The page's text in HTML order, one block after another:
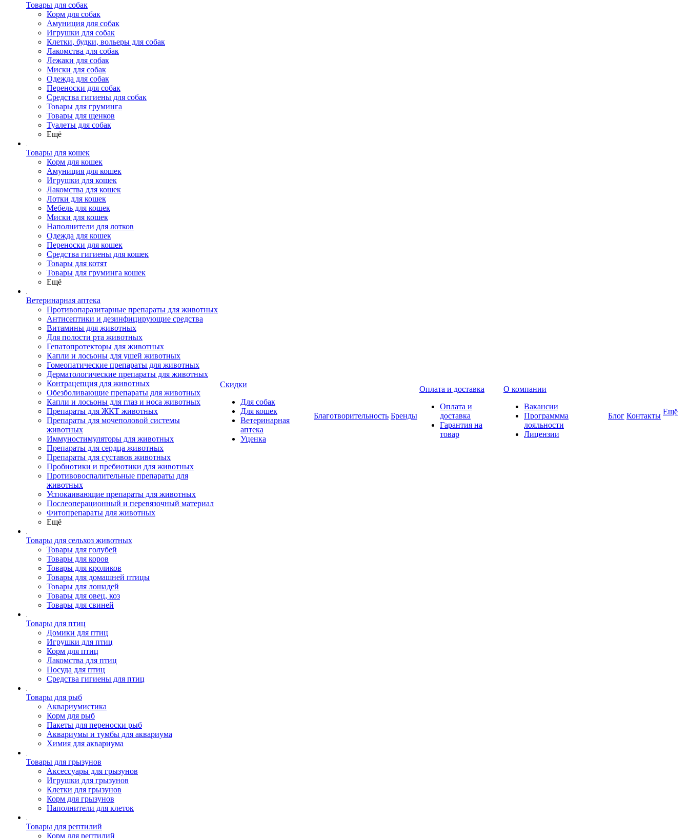
Товары для собак
Корм для собак
Амуниция для собак
Игрушки для собак
Клетки, будки, вольеры для собак
Лакомства для собак
Лежаки для собак
Миски для собак
Одежда для собак
Переноски для собак
Средства гигиены для собак
Товары для груминга
Товары для щенков
Туалеты для собак
Ещё
Товары для кошек
Корм для кошек
Амуниция для кошек
Игрушки для кошек
Лакомства для кошек
Лотки для кошек
Мебель для кошек
Миски для кошек
Наполнители для лотков
Одежда для кошек
Переноски для кошек
Средства гигиены для кошек
Товары для котят
Товары для груминга кошек
Ещё
Ветеринарная аптека
Противопаразитарные препараты для животных
Антисептики и дезинфицирующие средства
Витамины для животных
Для полости рта животных
Гепатопротекторы для животных
Капли и лосьоны для ушей животных
Гомеопатические препараты для животных
Дерматологические препараты для животных
Контрацепция для животных
Обезболивающие препараты для животных
Капли и лосьоны для глаз и носа животных
Препараты для ЖКТ животных
Препараты для мочеполовой системы
животных
Иммуностимуляторы для животных
Препараты для сердца животных
Препараты для суставов животных
Пробиотики и пребиотики для животных
Противовоспалительные препараты для
животных
Успокаивающие препараты для животных
Послеоперационный и перевязочный материал
Фитопрепараты для животных
Ещё
Товары для сельхоз животных
Товары для голубей
Товары для коров
Товары для кроликов
Товары для домашней птицы
Товары для лошадей
Товары для овец, коз
Товары для свиней
Товары для птиц
Домики для птиц
Игрушки для птиц
Корм для птиц
Лакомства для птиц
Посуда для птиц
Средства гигиены для птиц
Товары для рыб
Аквариумистика
Корм для рыб
Пакеты для переноски рыб
Аквариумы и тумбы для аквариума
Химия для аквариума
Товары для грызунов
Аксессуары для грызунов
Игрушки для грызунов
Клетки для грызунов
Корм для грызунов
Наполнители для клеток
Товары для рептилий
Корм для рептилий
Скидки
Для собак
Для кошек
Ветеринарная
аптека
Уценка
Благотворительность Бренды
Оплата и доставка
Оплата и
доставка
Гарантия на
товар
О компании
Вакансии
Программма
лояльности
Лицензии
Блог Контакты Ещё